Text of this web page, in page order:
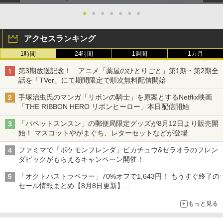
● ● ● ● ● ● ●
アクセスランキング
1時間 24時間 1週間 1カ月
第3期放送記念！ アニメ「薬屋のひとりごと」第1期・第2期全
話を「TVer」にて期間限定で順次無料配信開始
手塚治虫氏のマンガ「リボンの騎士」を原案とするNetflix映画
「THE RIBBON HERO リボンヒーロー」本日配信開始
「パペットスンスン」の郵便局限定グッズが8月12日より販売開
始！ マスコットやがまぐち、レターセットなどが登場
ファミマで「ポケモンフレンダ」ピカチュウ&ゼラオラのフレン
ダピックがもらえるキャンペーン開催！
「オクトパストラベラー」70%オフで1,643円！ もうすぐ終了の
セール情報まとめ【8月8日更新】
もっと見る